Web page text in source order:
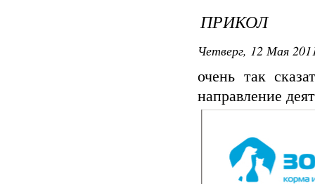
ПРИКОЛ
Четверг, 12 Мая
очень так
направление